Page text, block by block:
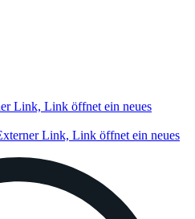
Link, Link öffnet ein neues
Link, Link öffnet ein neues